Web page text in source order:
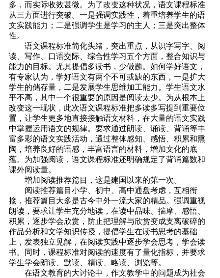
多，而实际收效甚微。为了改变这种状况，语文课程标准
从三方面进行突破。一是强调实践性，着重培养学生的语
文实践能力；二是强调学生是学习的主人；三是突出整体
性。
语文课程标准简化头绪，突出重点，从识字写字、阅
读、写作、口语交际、综合性学习五个方面，整合知识与
能力的目标。尤其提倡多读书，少做题。如何学好语文，
有专家认为，学好语文有两个不可或缺的东西，一是扩大
学生的储存量，二是发展学生思维加工能力。学生语文水
平不高，其中一个很重要的原因是阅读太少。为从根本上
改变这一现状，此次语文课程标准把多读多写提到重要位
置，让学生更多地直接接触语文材料，在大量的语文实践
中掌握运用语文的规律。要求通过朗读、诵读、背诵等丰
富多彩的语文实践活动，通过整体感知、感悟、积累和熏
陶，培养良好的语感，丰富语言的材料，增加文化的底
蕴。为加强阅读，语文课程标准还明确规定了背诵篇数和
课外阅读量。
增加阅读推荐篇目，这是建国以来的第一次。
阅读推荐篇目小学、初中、高中通盘考虑，互相衔
接，推荐篇目大多是古今中外一流大家的精品。强调重视
朗读，要求让学生充分地读，在读中品味、揣摩、感悟、
积累，逐步学会欣赏，防止把理解与欣赏变成支离破碎的
作品分析和文学知识传授，提倡学生在读书思考的基础
上，发表独立见解，在阅读实践中逐步学会思考，学会读
书。同时，课程标准对阅读的速度有了量化指标，并要求
学生学会朗读、默读、精读、略读、浏览等。
在语文教育的大讨论中，作文教学中的问题成为社会